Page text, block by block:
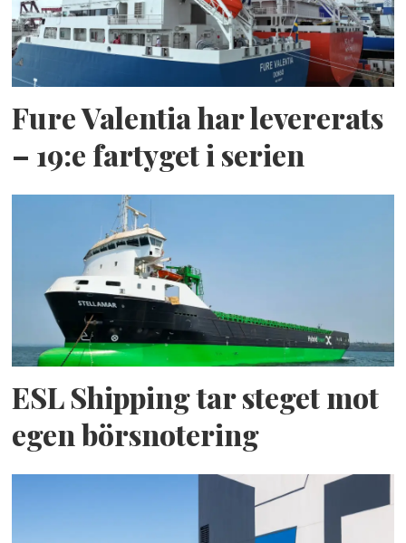
Fure Valentia har levererats
– 19:e fartyget i serien
ESL Shipping tar steget mot
egen börsnotering